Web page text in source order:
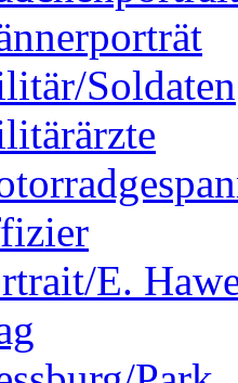
Soldaten
E.